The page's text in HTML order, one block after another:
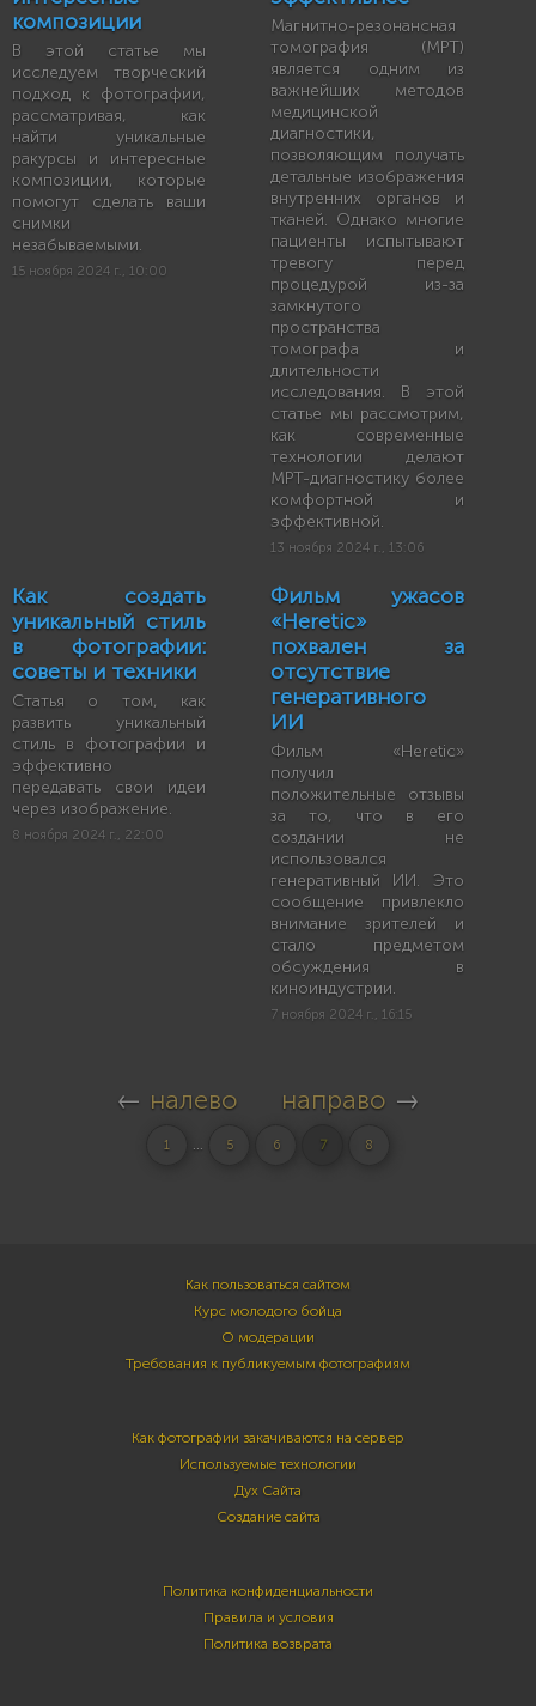
композиции
В этой статье мы
исследуем творческий
подход к фотографии,
рассматривая, как
найти уникальные
ракурсы и интересные
композиции, которые
помогут сделать ваши
снимки
незабываемыми.
15 ноября 2024 г., 10:00
Магнитно-резонансная
томография (МРТ)
является одним из
важнейших методов
медицинской
диагностики,
позволяющим получать
детальные изображения
внутренних органов и
тканей. Однако многие
пациенты испытывают
тревогу перед
процедурой из-за
замкнутого
пространства
томографа и
длительности
исследования. В этой
статье мы рассмотрим,
как современные
технологии делают
МРТ-диагностику более
комфортной и
эффективной.
13 ноября 2024 г., 13:06
Как создать
уникальный стиль
в фотографии:
советы и техники
Статья о том, как
развить уникальный
стиль в фотографии и
эффективно
передавать свои идеи
через изображение.
8 ноября 2024 г., 22:00
Фильм ужасов
«Heretic»
похвален за
отсутствие
генеративного
ИИ
Фильм «Heretic»
получил
положительные отзывы
за то, что в его
создании не
использовался
генеративный ИИ. Это
сообщение привлекло
внимание зрителей и
стало предметом
обсуждения в
киноиндустрии.
7 ноября 2024 г., 16:15
← налево направо →
1 ... 5 6 7 8
Как пользоваться сайтом
Курс молодого бойца
О модерации
Требования к публикуемым фотографиям
Как фотографии закачиваются на сервер
Используемые технологии
Дух Сайта
Создание сайта
Политика конфиденциальности
Правила и условия
Политика возврата